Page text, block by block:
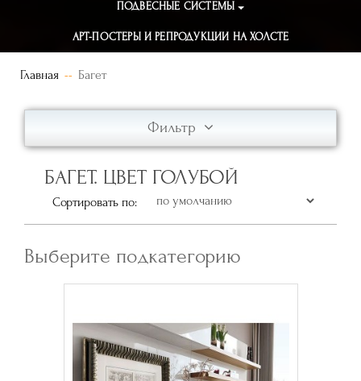
ПОДВЕСНЫЕ СИСТЕМЫ
АРТ-ПОСТЕРЫ И РЕПРОДУКЦИИ НА ХОЛСТЕ
Главная Багет
Фильтр
БАГЕТ. ЦВЕТ ГОЛУБОЙ
Сортировать по:
Выберите подкатегорию